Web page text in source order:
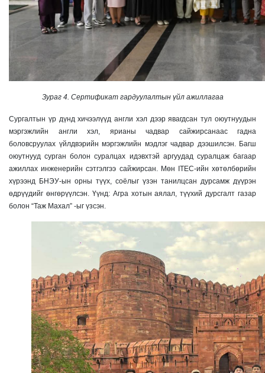
Зураг 4. Сертификат гардуулалтын үйл ажиллагаа
Сургалтын үр дүнд хичээлүүд англи хэл дээр явагдсан тул оюутнуудын
мэргэжлийн англи хэл, ярианы чадвар сайжирсанаас гадна
боловсруулах үйлдвэрийн мэргэжлийн мэдлэг чадвар дээшилсэн. Багш
оюутнууд сурган болон суралцах идэвхтэй аргуудад суралцаж багаар
ажиллах инженерийн сэтгэлгээ сайжирсан. Мөн ITEC-ийн хөтөлбөрийн
хүрээнд БНЭУ-ын орны түүх, соёлыг үзэн танилцсан дурсамж дүүрэн
өдрүүдийг өнгөрүүлсэн. Үүнд: Агра хотын аялал, түүхий дурсгалт газар
болон “Таж Махал” -ыг үзсэн.